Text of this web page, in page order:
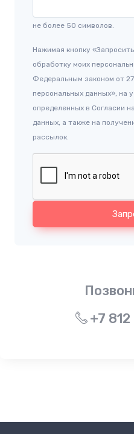
не более 50 символов.
Нажимая кнопку
обработку моих
Федеральным законом от
персональных данных», на
определенных в Согласии
данных, а также на
рассылок.
+7